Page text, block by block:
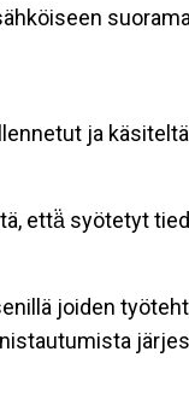
ja
että̈ syötetyt
joiden